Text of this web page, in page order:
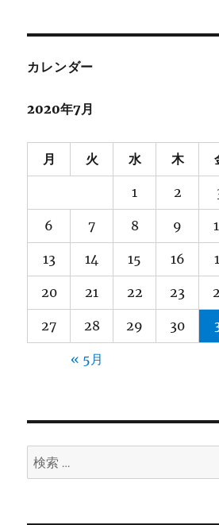
ン
カレンダー
2020年7月
月 火 水 木
1 2
6 7 8 9
13 14 15 16
20 21 22 23
27 28 29 30
« 5月
検
索: